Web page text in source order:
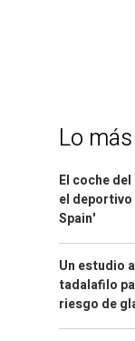
Lo
El coche
el
Spain'
Un estudio
tadalafilo
riesgo de